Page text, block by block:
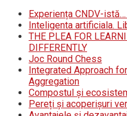
Experiența CNDV-istă…
Inteligenta artificiala.
THE PLEA FOR
DIFFERENTLY
Joc Round Chess
Integrated Approach
Aggregation
Compostul și
Pereți și acoperișuri